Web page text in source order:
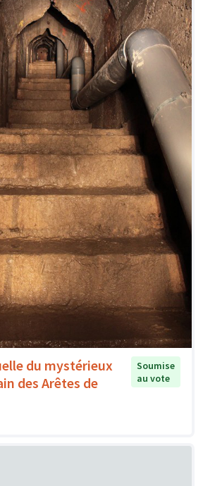
du mystérieux
des Arêtes de
Soumise
au vote